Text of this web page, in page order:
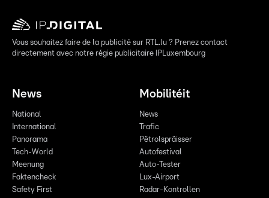
Vous souhaitez faire de la publicité sur RTL.lu ? Prenez contact
directement avec notre régie publicitaire IPLuxembourg
News
National
International
Panorama
Tech-World
Meenung
Faktencheck
Safety First
Mobilitéit
News
Trafic
Pëtrolspräisser
Autofestival
Auto-Tester
Lux-Airport
Radar-Kontrollen